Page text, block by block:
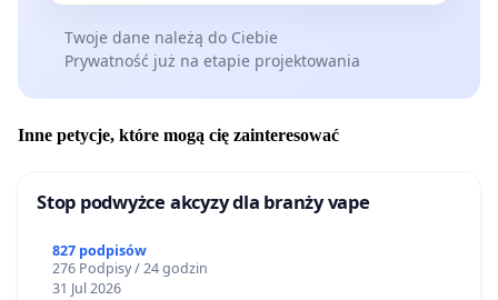
Twoje dane należą do Ciebie
Prywatność już na etapie projektowania
Inne petycje, które mogą cię zainteresować
Stop podwyżce akcyzy dla branży vape
827 podpisów
276 Podpisy / 24 godzin
31 Jul 2026